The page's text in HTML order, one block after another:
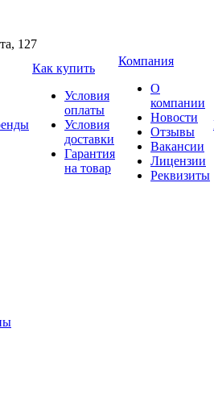
127
Как купить
Условия
оплаты
Условия
доставки
Гарантия
на товар
Компания
О
компании
Новости
Отзывы
Вакансии
Лицензии
Реквизиты